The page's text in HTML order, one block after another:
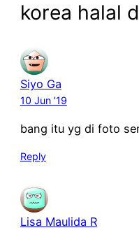
korea halal
Siyo Ga
10 Jun ’19
bang itu yg di foto
Reply
Lisa Maulida R